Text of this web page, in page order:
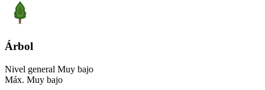
Árbol
Nivel general Muy bajo
Máx. Muy bajo